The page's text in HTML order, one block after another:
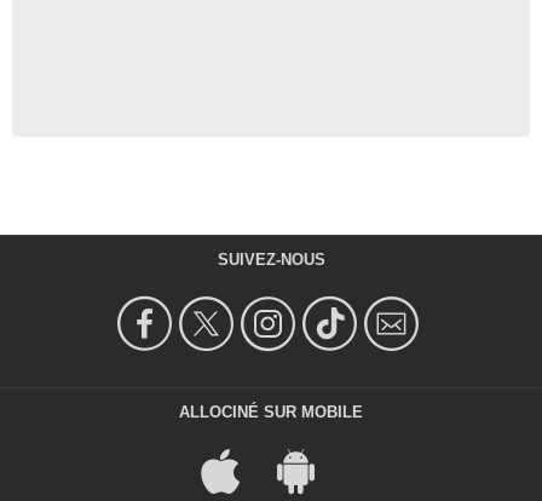
SUIVEZ-NOUS
ALLOCINÉ SUR MOBILE